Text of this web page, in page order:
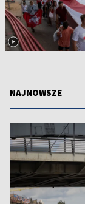
NAJNOWSZE